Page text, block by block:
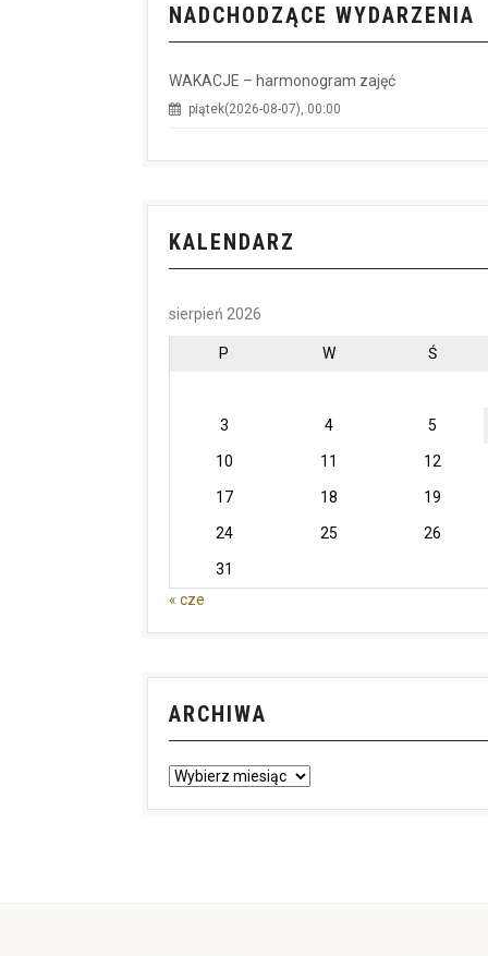
NADCHODZĄCE WYDARZENIA
WAKACJE – harmonogram zajęć
piątek(2026-08-07), 00:00
KALENDARZ
sierpień 2026
P W Ś
3 4 5
10 11 12
17 18 19
24 25 26
31
« cze
ARCHIWA